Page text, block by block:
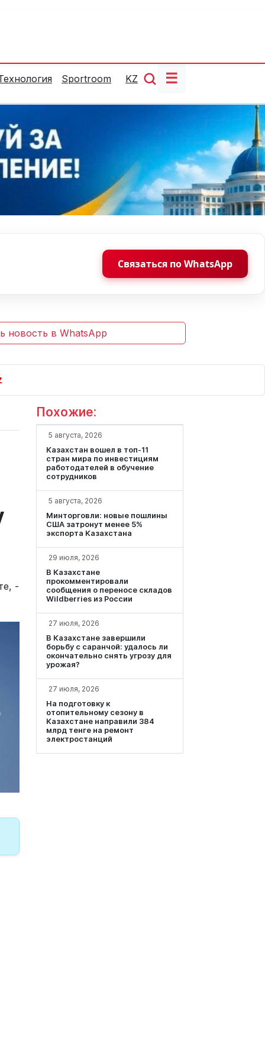
Sportroom KZ ☰
Связаться по WhatsApp
новость в WhatsApp
-
Похожие:
5 августа, 2026
Казахстан вошел в топ-11
стран мира по инвестициям
работодателей в обучение
сотрудников
5 августа, 2026
Минторговли: новые пошлины
США затронут менее 5%
экспорта Казахстана
29 июля, 2026
В Казахстане
прокомментировали
сообщения о переносе складов
Wildberries из России
27 июля, 2026
В Казахстане завершили
борьбу с саранчой: удалось ли
окончательно снять угрозу для
урожая?
27 июля, 2026
На подготовку к
отопительному сезону в
Казахстане направили 384
млрд тенге на ремонт
электростанций